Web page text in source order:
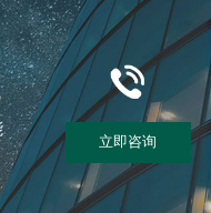
立即咨询